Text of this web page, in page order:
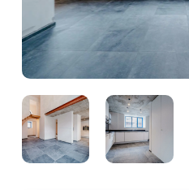
Photo
de
l'album
Photo
de
l'album